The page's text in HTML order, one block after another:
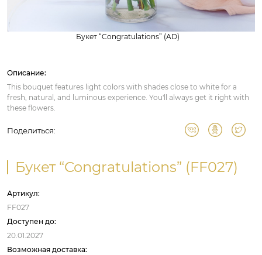
Букет “Congratulations” (AD)
Описание:
This bouquet features light colors with shades close to white for a
fresh, natural, and luminous experience. You'll always get it right with
these flowers.
Поделиться:
Букет “Congratulations” (FF027)
Артикул:
FF027
Доступен до:
20.01.2027
Возможная доставка: